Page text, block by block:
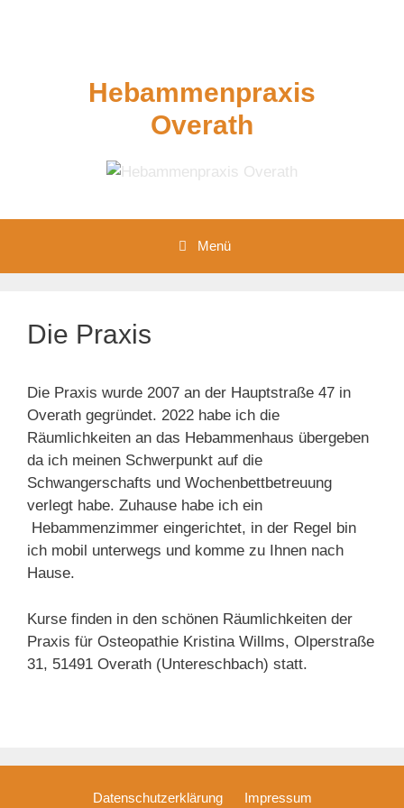
Hebammenpraxis
Overath
Menü
Die Praxis
Die Praxis wurde 2007 an der Hauptstraße 47 in
Overath gegründet. 2022 habe ich die
Räumlichkeiten an das Hebammenhaus übergeben
da ich meinen Schwerpunkt auf die
Schwangerschafts und Wochenbettbetreuung
verlegt habe. Zuhause habe ich ein
Hebammenzimmer eingerichtet, in der Regel bin
ich mobil unterwegs und komme zu Ihnen nach
Hause.
Kurse finden in den schönen Räumlichkeiten der
Praxis für Osteopathie Kristina Willms, Olperstraße
31, 51491 Overath (Untereschbach) statt.
Datenschutzerklärung Impressum